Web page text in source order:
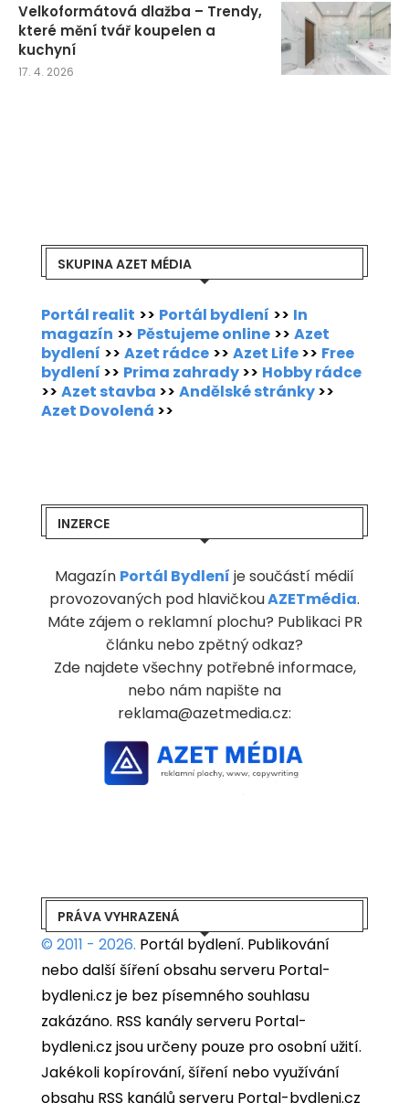
Velkoformátová dlažba – Trendy,
které mění tvář koupelen a
kuchyní
17. 4. 2026
SKUPINA AZET MÉDIA
Portál realit >> Portál bydlení >> In
magazín >> Pěstujeme online >> Azet
bydlení >> Azet rádce >> Azet Life>> Free
bydlení >> Prima zahrady>> Hobby rádce
>> Azet stavba >> Andělské stránky>>
Azet Dovolená >>
INZERCE
Magazín Portál Bydlení je součástí médií
provozovaných pod hlavičkouAZETmédia.
Máte zájem o reklamní plochu? Publikaci PR
článku nebo zpětný odkaz?
Zde najdete všechny potřebné informace,
nebo nám napište na
reklama@azetmedia.cz:
PRÁVA VYHRAZENÁ
© 2011 - 2026. Portál bydlení. Publikování
nebo další šíření obsahu serveru Portal-
bydleni.cz je bez písemného souhlasu
zakázáno. RSS kanály serveru Portal-
bydleni.cz jsou určeny pouze pro osobní užití.
Jakékoli kopírování, šíření nebo využívání
obsahu RSS kanálů serveru Portal-bydleni.cz